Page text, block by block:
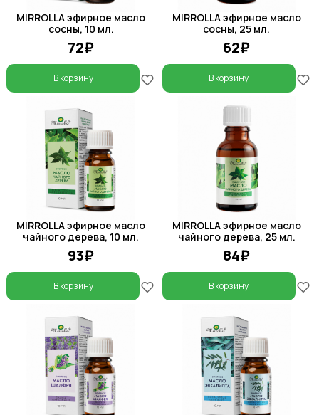
MIRROLLA эфирное масло
сосны, 10 мл.
72₽
В корзину
MIRROLLA эфирное масло
сосны, 25 мл.
62₽
В корзину
MIRROLLA эфирное масло
чайного дерева, 10 мл.
93₽
В корзину
MIRROLLA эфирное масло
чайного дерева, 25 мл.
84₽
В корзину